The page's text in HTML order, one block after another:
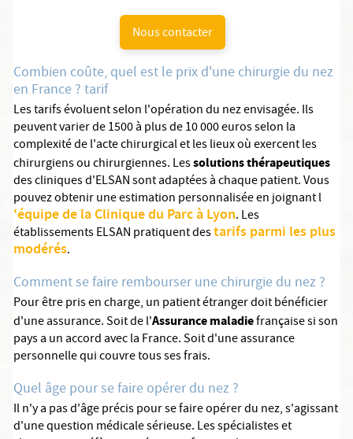
Nous contacter
Combien coûte, quel est le prix d'une chirurgie du nez
en France ? tarif
Les tarifs évoluent selon l'opération du nez envisagée. Ils
peuvent varier de 1500 à plus de 10 000 euros selon la
complexité de l'acte chirurgical et les lieux où exercent les
chirurgiens ou chirurgiennes. Lessolutions thérapeutiques
des cliniques d'ELSAN sont adaptées à chaque patient. Vous
pouvez obtenir une estimation personnalisée en joignant l
'équipe de la Clinique du Parc à Lyon. Les
établissements ELSAN pratiquent destarifs parmi les plus
modérés.
Comment se faire rembourser une chirurgie du nez ?
Pour être pris en charge, un patient étranger doit bénéficier
d'une assurance. Soit de l'Assurance maladiefrançaise si son
pays a un accord avec la France. Soit d'une assurance
personnelle qui couvre tous ses frais.
Quel âge pour se faire opérer du nez ?
Il n'y a pas d'âge précis pour se faire opérer du nez, s'agissant
d'une question médicale sérieuse. Les spécialistes et